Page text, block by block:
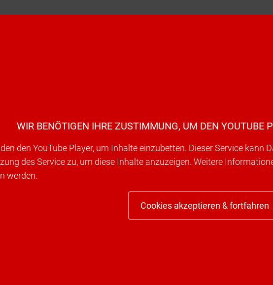
WIR BENÖTIGEN IHRE ZUSTIMMUNG, UM DEN YOUTUBE
den YouTube Player, um Inhalte einzubetten. Dieser Service
des Service zu, um diese Inhalte anzuzeigen. Weitere
werden.
Cookies akzeptieren & fortfahren